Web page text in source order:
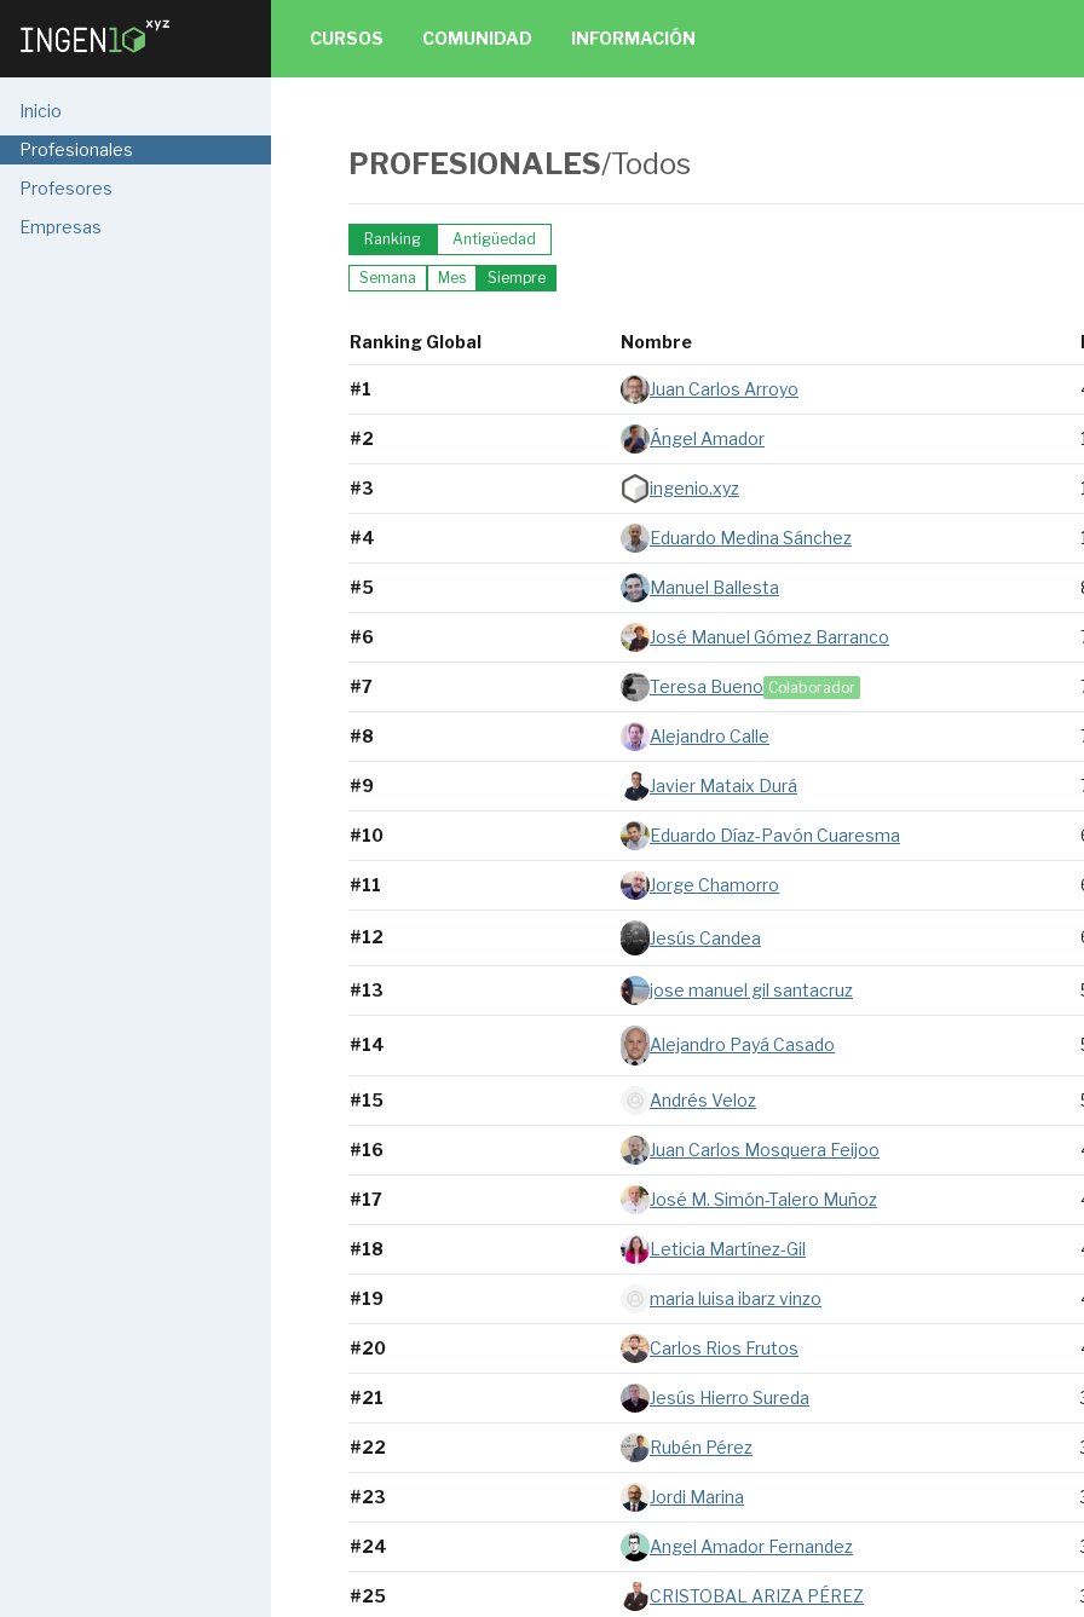
Inicio
Profesionales
Profesores
Empresas
CURSOS COMUNIDAD INFORMACIÓN
PROFESIONALES/Todos
Ranking Antigüedad
Semana Mes Siempre
Ranking Global Nombre
#1 Juan Carlos Arroyo
#2 Ángel Amador
#3 ingenio.xyz
#4 Eduardo Medina Sánchez
#5 Manuel Ballesta
#6 José Manuel Gómez Barranco
#7 Teresa Bueno Colaborador
#8 Alejandro Calle
#9 Javier Mataix Durá
#10 Eduardo Díaz-Pavón Cuaresma
#11 Jorge Chamorro
#12 Jesús Candea
#13 jose manuel gil santacruz
#14 Alejandro Payá Casado
#15 Andrés Veloz
#16 Juan Carlos Mosquera Feijoo
#17 José M. Simón-Talero Muñoz
#18 Leticia Martínez-Gil
#19 maria luisa ibarz vinzo
#20 Carlos Rios Frutos
#21 Jesús Hierro Sureda
#22 Rubén Pérez
#23 Jordi Marina
#24 Angel Amador Fernandez
#25 CRISTOBAL ARIZA PÉREZ